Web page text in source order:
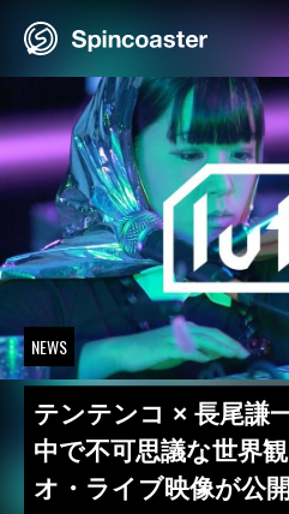
NEWS
テンテンコ × 長尾謙
中で不可思議な世界
オ・ライブ映像が公開